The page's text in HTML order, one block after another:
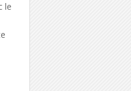
le